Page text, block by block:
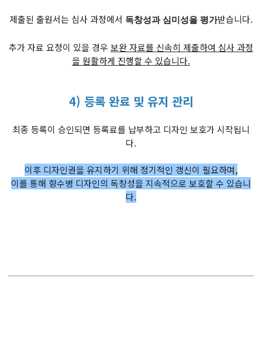
제출된 출원서는 심사 과정에서 독창성과 심미성을 평가받습니다.
추가 자료 요청이 있을 경우 보완 자료를 신속히 제출하여 심사 과정
을 원활하게 진행할 수 있습니다.
4) 등록 완료 및 유지 관리
최종 등록이 승인되면 등록료를 납부하고 디자인 보호가 시작됩니
다.
이후 디자인권을 유지하기 위해 정기적인 갱신이 필요하며,
이를 통해 향수병 디자인의 독창성을 지속적으로 보호할 수 있습니
다.